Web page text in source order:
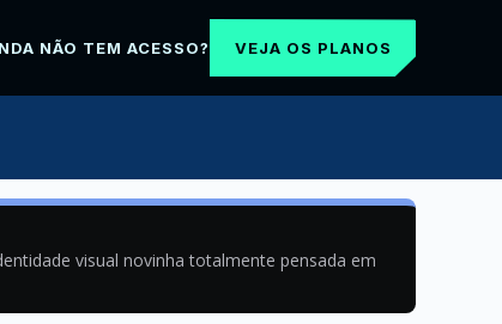
NÃO TEM ACESSO? VEJA OS PLANOS
visual novinha totalmente pensada em